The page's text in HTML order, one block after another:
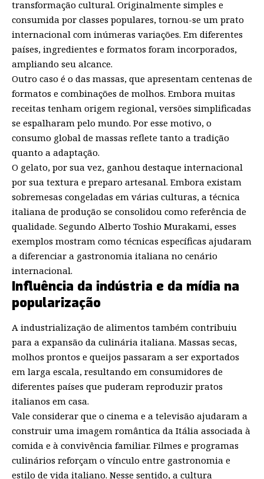
transformação cultural. Originalmente simples e
consumida por classes populares, tornou-se um prato
internacional com inúmeras variações. Em diferentes
países, ingredientes e formatos foram incorporados,
ampliando seu alcance.
Outro caso é o das massas, que apresentam centenas de
formatos e combinações de molhos. Embora muitas
receitas tenham origem regional, versões simplificadas
se espalharam pelo mundo. Por esse motivo, o
consumo global de massas reflete tanto a tradição
quanto a adaptação.
O gelato, por sua vez, ganhou destaque internacional
por sua textura e preparo artesanal. Embora existam
sobremesas congeladas em várias culturas, a técnica
italiana de produção se consolidou como referência de
qualidade. Segundo Alberto Toshio Murakami, esses
exemplos mostram como técnicas específicas ajudaram
a diferenciar a gastronomia italiana no cenário
internacional.
Influência da indústria e da mídia na
popularização
A industrialização de alimentos também contribuiu
para a expansão da culinária italiana. Massas secas,
molhos prontos e queijos passaram a ser exportados
em larga escala, resultando em consumidores de
diferentes países que puderam reproduzir pratos
italianos em casa.
Vale considerar que o cinema e a televisão ajudaram a
construir uma imagem romântica da Itália associada à
comida e à convivência familiar. Filmes e programas
culinários reforçam o vínculo entre gastronomia e
estilo de vida italiano. Nesse sentido, a cultura